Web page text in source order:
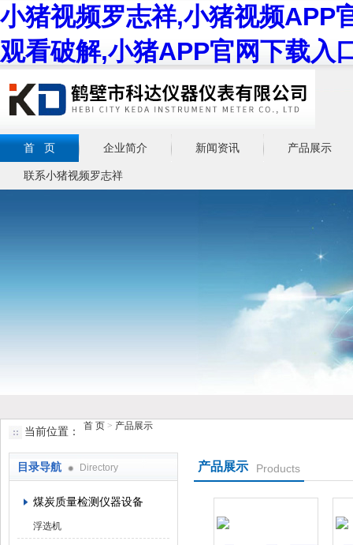
小猪视频罗志祥,小猪视频APP
观看破解,小猪APP官网下载入
鹤壁市小猪视频罗志祥仪器仪表有限公司
首 页 企业简介 新闻资讯 产品展示
联系小猪视频罗志祥
当前位置： 首 页 > 产品展示
目录导航 Directory
煤炭质量检测仪器设备
浮选机
产品展示 Products